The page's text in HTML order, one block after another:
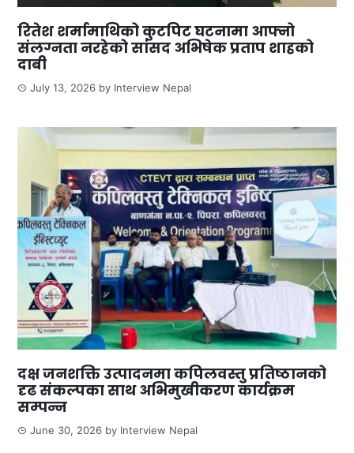
रितेश शर्मामाथिको कुटपिट घटनामा आफ्नो
संलग्नता नरहेको सांसद अभिषेक प्रताप शाहको
दाबी
July 13, 2026 by Interview Nepal
दक्ष जनशक्ति उत्पादनमा कपिलवस्तु प्रतिष्ठानको
दृढ संकल्पका साथ अभिमुखीकरण कार्यक्रम
सम्पन्न
June 30, 2026 by Interview Nepal